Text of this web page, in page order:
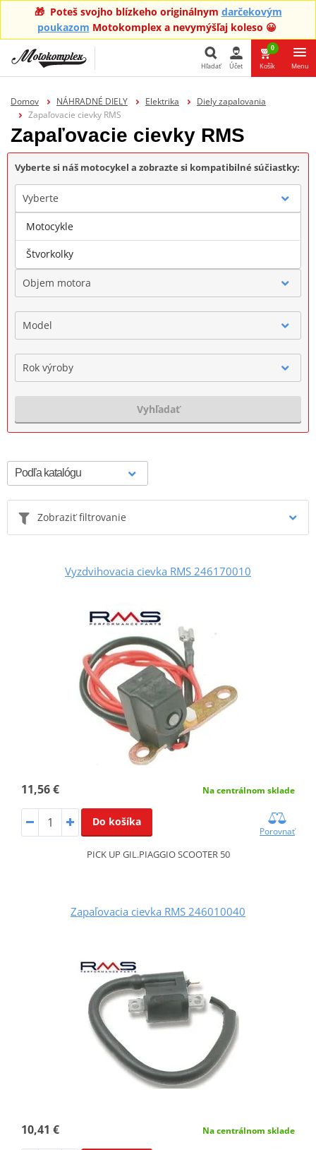
🎁 Poteš svojho blízkeho originálnym darčekovým
poukazom Motokomplex a nevymýšľaj koleso 😀
Hľadať
Hľadať Účet
0
Košík Menu
Domov NÁHRADNÉ DIELY Elektrika
Diely zapalovania
Zapaľovacie cievky RMS
Zapaľovacie cievky RMS
Vyberte si náš motocykel a zobrazte si kompatibilné súčiastky:
Vyberte
Značka
Objem motora
Model
Rok výroby
Vyhľadať
Zobraziť filtrovanie
Vyzdvihovacia cievka RMS 246170010
11,56 € Na centrálnom sklade
Do košíka
Porovnať
PICK UP GIL.PIAGGIO SCOOTER 50
Zapaľovacia cievka RMS 246010040
10,41 € Na centrálnom sklade
Motocykle
Štvorkolky